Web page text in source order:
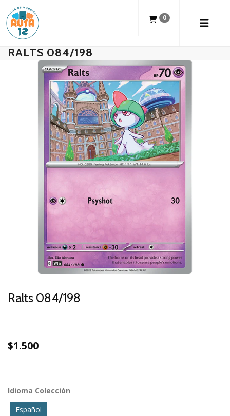
0
RALTS 084/198
Ralts 084/198
$1.500
Idioma Colección
Español